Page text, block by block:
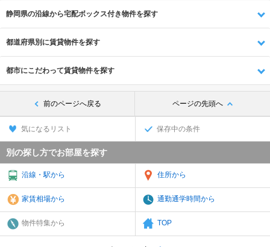
静岡県の沿線から宅配ボックス付き物件を探す
都道府県別に賃貸物件を探す
都市にこだわって賃貸物件を探す
前のページへ戻る ページの先頭へ
気になるリスト 保存中の条件
別の探し方でお部屋を探す
沿線・駅から 住所から
家賃相場から 通勤通学時間から
物件特集から TOP